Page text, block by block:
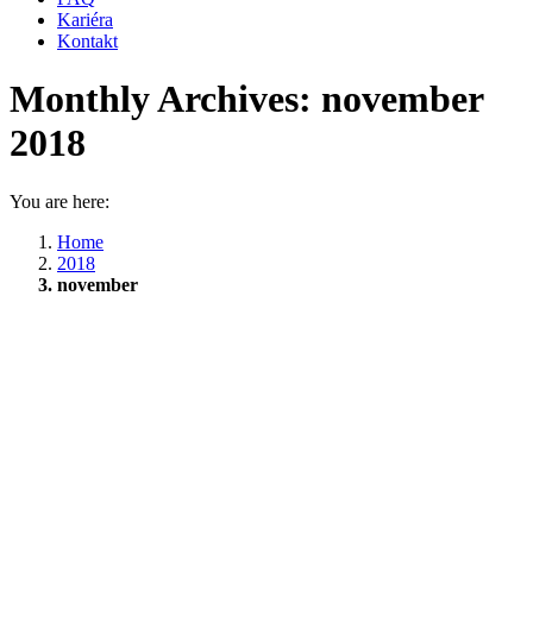
Kariéra
Kontakt
Monthly Archives: november
2018
You are here:
Home
2018
november